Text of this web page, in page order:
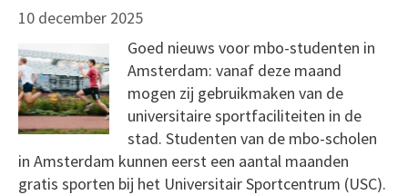
10 december 2025
Goed nieuws voor mbo-studenten in
Amsterdam: vanaf deze maand
mogen zij gebruikmaken van de
universitaire sportfaciliteiten in de
stad. Studenten van de mbo-scholen
in Amsterdam kunnen eerst een aantal maanden
gratis sporten bij het Universitair Sportcentrum (USC).